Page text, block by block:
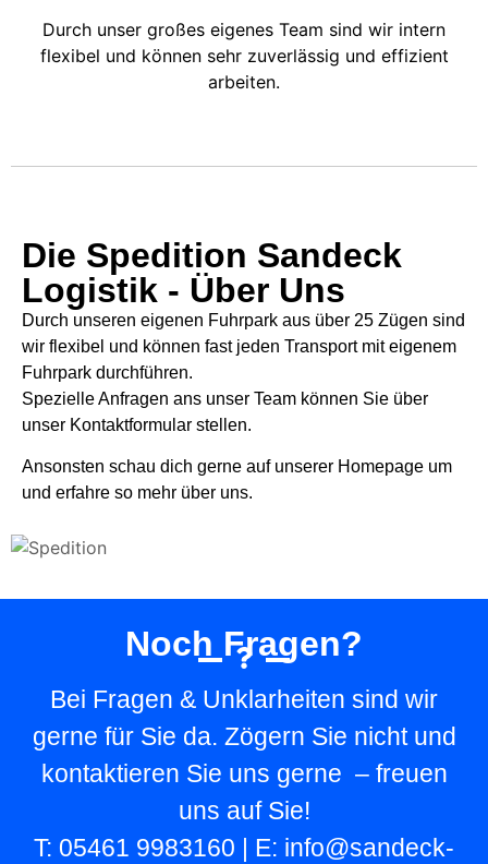
Durch unser großes eigenes Team sind wir intern
flexibel und können sehr zuverlässig und effizient
arbeiten.
Die Spedition Sandeck
Logistik - Über Uns
Durch unseren eigenen Fuhrpark aus über 25 Zügen sind
wir flexibel und können fast jeden Transport mit eigenem
Fuhrpark durchführen.
Spezielle Anfragen ans unser Team können Sie über
unser Kontaktformular stellen.
Ansonsten schau dich gerne auf unserer Homepage um
und erfahre so mehr über uns.
Noch Fragen?
Bei Fragen & Unklarheiten sind wir
gerne für Sie da. Zögern Sie nicht und
kontaktieren Sie uns gerne – freuen
uns auf Sie!
T: 05461 9983160 | E: info@sandeck-